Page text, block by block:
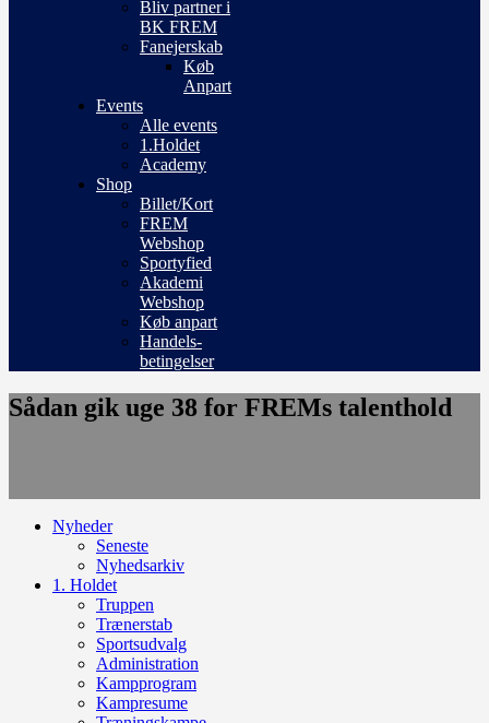
Bliv partner i
BK FREM
Fanejerskab
Køb
Anpart
Events
Alle events
1.Holdet
Academy
Shop
Billet/Kort
FREM
Webshop
Sportyfied
Akademi
Webshop
Køb anpart
Handels-
betingelser
Sådan gik uge 38 for FREMs talenthold
Nyheder
Seneste
Nyhedsarkiv
1. Holdet
Truppen
Trænerstab
Sportsudvalg
Administration
Kampprogram
Kampresume